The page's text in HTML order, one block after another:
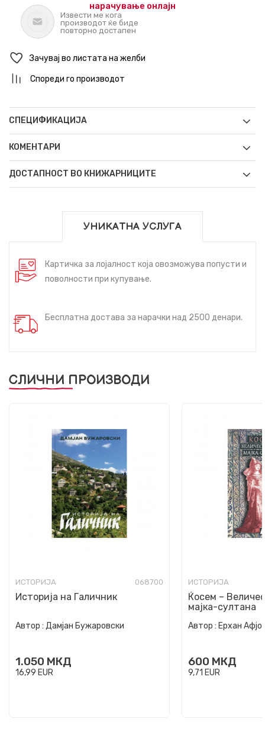
нарачување онлајн
Извести ме кога
производот ќе биде
повторно достапен
Зачувај во листата на желби
Спореди го производот
СПЕЦИФИКАЦИЈА
КОМЕНТАРИ
ДОСТАПНОСТ ВО КНИЖАРНИЦИТЕ
УНИКАТНА УСЛУГА
Картичка за лојалност која овозможува попусти и
поволности при купување.
Бесплатна достава за нарачки над 2500 денари.
СЛИЧНИ ПРОИЗВОДИ
ИСТОРИЈА 068700
Историја на Галичник
Автор : Дамјан Бужаровски
1.050 МКД
16,99 EUR
ИСТОРИЈА
Ќосем –
мајка-султана
Автор : Ерхан
600 МКД
9,71 EUR